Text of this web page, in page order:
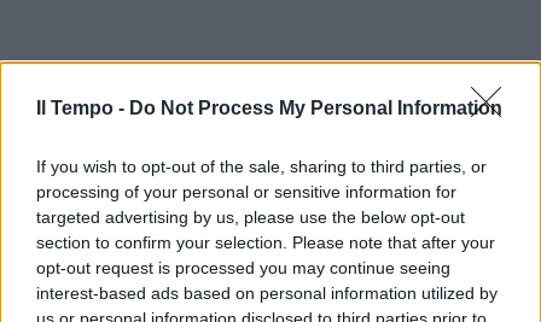
Il Tempo - Do Not Process My Personal Information
If you wish to opt-out of the sale, sharing to third parties, or
processing of your personal or sensitive information for
targeted advertising by us, please use the below opt-out
section to confirm your selection. Please note that after your
opt-out request is processed you may continue seeing
interest-based ads based on personal information utilized by
us or personal information disclosed to third parties prior to